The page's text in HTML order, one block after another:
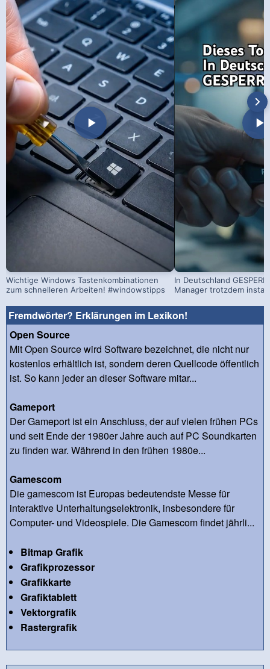
Wichtige Windows Tastenkombinationen
zum schnelleren Arbeiten! #windowstipps
In Deutschland
Manager trotzdem
Fremdwörter? Erklärungen im Lexikon!
Open Source
Mit Open Source wird Software bezeichnet, die nicht nur
kostenlos erhältlich ist, sondern deren Quellcode öffentlich
ist. So kann jeder an dieser Software mitar...
Gameport
Der Gameport ist ein Anschluss, der auf vielen frühen PCs
und seit Ende der 1980er Jahre auch auf PC Soundkarten
zu finden war. Während in den frühen 1980e...
Gamescom
Die gamescom ist Europas bedeutendste Messe für
interaktive Unterhaltungselektronik, insbesondere für
Computer- und Videospiele. Die Gamescom findet jährli...
Bitmap Grafik
Grafikprozessor
Grafikkarte
Grafiktablett
Vektorgrafik
Rastergrafik